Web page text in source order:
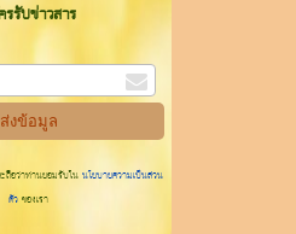
รรับข่าวสาร
ถือว่าท่านยอมรับในนโยบายความเป็นส่วน
ตัวของเรา